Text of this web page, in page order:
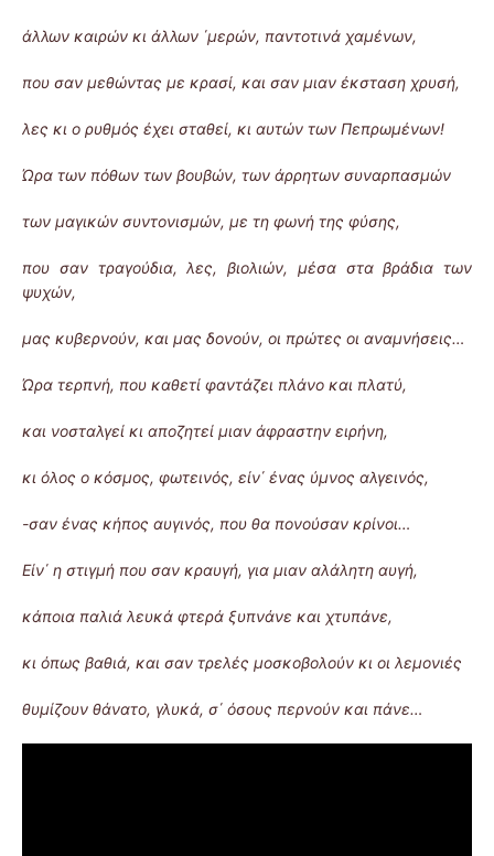
άλλων καιρών κι άλλων ΄μερών, παντοτινά χαμένων,
που σαν μεθώντας με κρασί, και σαν μιαν έκσταση χρυσή,
λες κι ο ρυθμός έχει σταθεί, κι αυτών των Πεπρωμένων!
Ώρα των πόθων των βουβών, των άρρητων συναρπασμών
των μαγικών συντονισμών, με τη φωνή της φύσης,
που σαν τραγούδια, λες, βιολιών, μέσα στα βράδια των
ψυχών,
μας κυβερνούν, και μας δονούν, οι πρώτες οι αναμνήσεις…
Ώρα τερπνή, που καθετί φαντάζει πλάνο και πλατύ,
και νοσταλγεί κι αποζητεί μιαν άφραστην ειρήνη,
κι όλος ο κόσμος, φωτεινός, είν΄ ένας ύμνος αλγεινός,
-σαν ένας κήπος αυγινός, που θα πονούσαν κρίνοι…
Είν΄ η στιγμή που σαν κραυγή, για μιαν αλάλητη αυγή,
κάποια παλιά λευκά φτερά ξυπνάνε και χτυπάνε,
κι όπως βαθιά, και σαν τρελές μοσκοβολούν κι οι λεμονιές
θυμίζουν θάνατο, γλυκά, σ΄ όσους περνούν και πάνε…